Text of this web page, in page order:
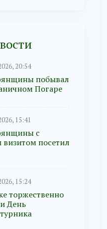
20:54
побывал
Погаре
15:41
с
визитом посетил
15:24
торжественно
День